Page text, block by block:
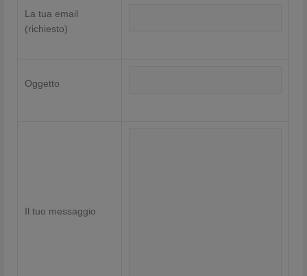
La tua email
(richiesto)
Oggetto
Il tuo messaggio